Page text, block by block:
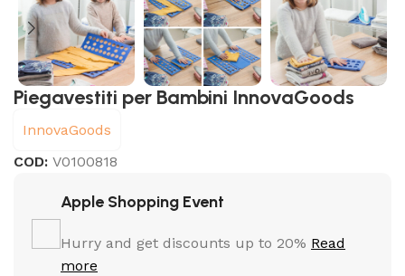
Piegavestiti per Bambini InnovaGoods
InnovaGoods
COD:V0100818
Apple Shopping Event
Hurry and get discounts up to 20% Read
more